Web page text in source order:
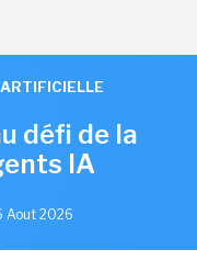
défi de la
IA
Aout 2026